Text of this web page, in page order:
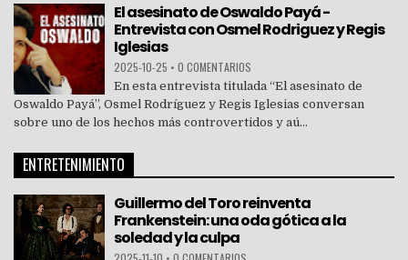
El asesinato de Oswaldo Payá -
Entrevista con Osmel Rodriguez y Regis
Iglesias
2025-10-25 • 0 COMENTARIOS
En esta entrevista titulada “El asesinato de
Oswaldo Payá”, Osmel Rodríguez y Regis Iglesias conversan
sobre uno de los hechos más controvertidos y aú...
ENTRETENIMIENTO
Guillermo del Toro reinventa
Frankenstein: una oda gótica a la
soledad y la culpa